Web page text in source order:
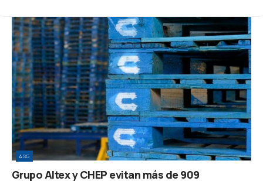
ASG
Grupo Altex y CHEP evitan más de 909